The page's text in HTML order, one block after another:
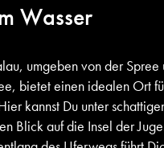
Wasser
umgeben von der Spree
bietet einen idealen Ort
kannst Du unter
Blick auf die Insel der